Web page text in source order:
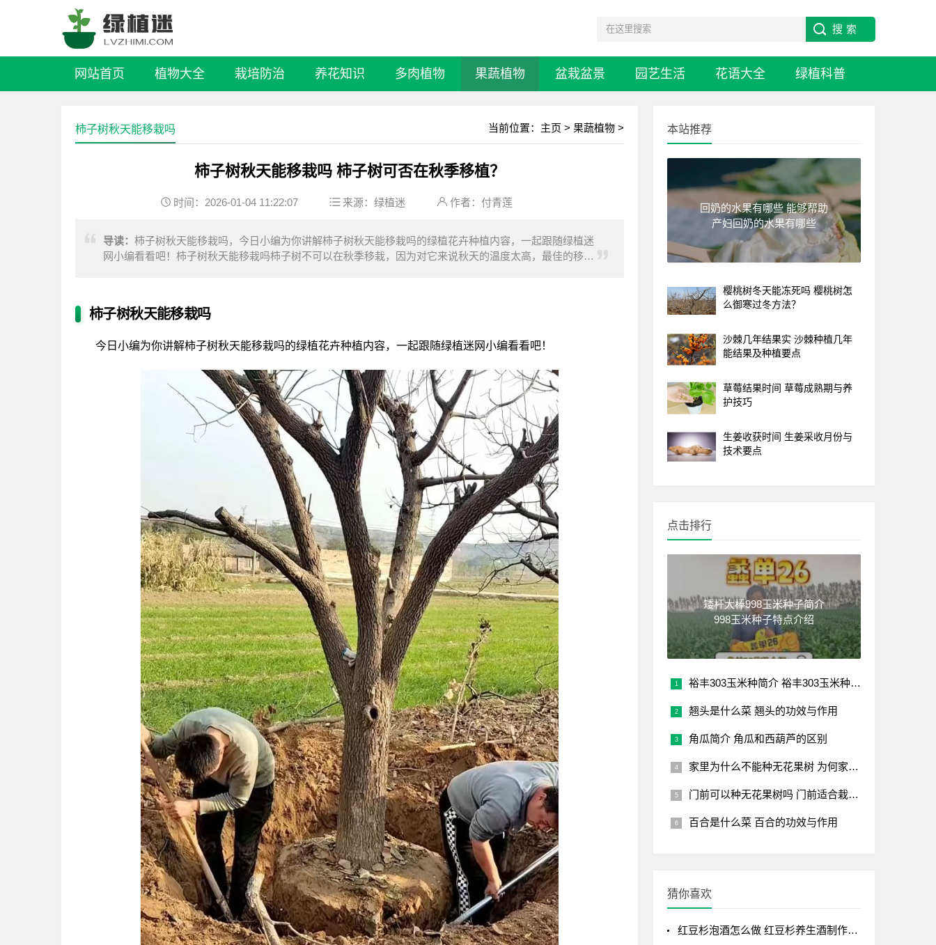
网站首页 植物大全 栽培防治 养花知识 多肉植物 果蔬植物 盆栽盆景 园艺生活 花语大全 绿植科普
当前位置： 主页 > 果蔬植物 >
柿子树秋天能移栽吗
柿子树秋天能移栽吗 柿子树可否在秋季移植？
时间：2026-01-04 11:22:07 来源： 绿植迷 作者：付青莲
导读： 柿子树秋天能移栽吗，今日小编为你讲解柿子树秋天能移栽吗的绿植花卉种植内容，一起跟随绿植迷
网小编看看吧！柿子树秋天能移栽吗柿子树不可以在秋季移栽，因为对它来说秋天的温度太高，最佳的移栽
柿子树秋天能移栽吗
今日小编为你讲解柿子树秋天能移栽吗的绿植花卉种植内容，一起跟随绿植迷网小编看看吧！
本站推荐
回奶的水果有哪些 能够帮助
产妇回奶的水果有哪些
樱桃树冬天能冻死吗 樱桃树怎
么御寒过冬方法？
沙棘几年结果实 沙棘种植几年
能结果及种植要点
草莓结果时间 草莓成熟期与养
护技巧
生姜收获时间 生姜采收月份与
技术要点
点击排行
矮杆大棒998玉米种子简介
998玉米种子特点介绍
裕丰303玉米种简介 裕丰303玉米种品种介绍
翘头是什么菜 翘头的功效与作用
角瓜简介 角瓜和西葫芦的区别
家里为什么不能种无花果树 为何家中不适合种植无花果树
门前可以种无花果树吗 门前适合栽种无花果树吗？
百合是什么菜 百合的功效与作用
猜你喜欢
红豆杉泡酒怎么做 红豆杉养生酒制作全解析